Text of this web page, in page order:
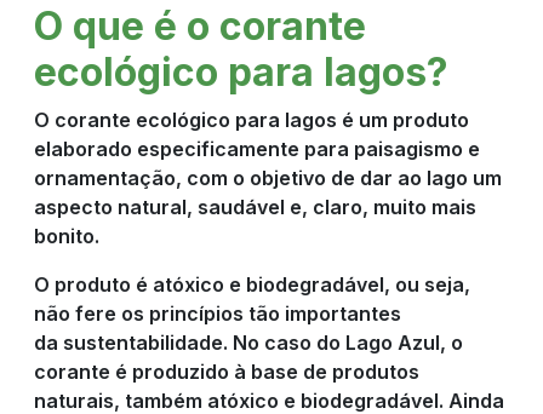
O que é o corante
ecológico para lagos?
O corante ecológico para lagos é um produto
elaborado especificamente para paisagismo e
ornamentação, com o objetivo de dar ao lago um
aspecto natural, saudável e, claro, muito mais
bonito.
O produto é atóxico e biodegradável, ou seja,
não fere os princípios tão importantes
da sustentabilidade. No caso do Lago Azul, o
corante é produzido à base de produtos
naturais, também atóxico e biodegradável. Ainda